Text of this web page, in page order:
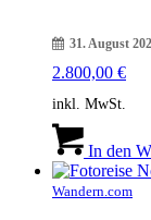
31. August
2.800,00 €
inkl. MwSt.
In den
Wandern.com